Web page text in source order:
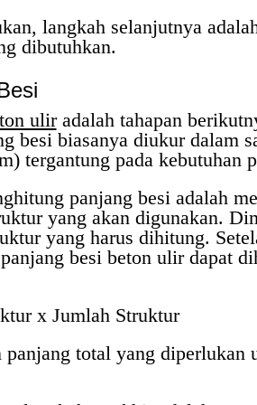
langkah selanjutnya
dibutuhkan.
uliradalah tahapan
besi biasanya diukur dalam
tergantung pada kebutuhan
panjang besi adalah
yang akan digunakan.
yang harus dihitung.
besi beton ulir dapat
x Jumlah Struktur
total yang diperlukan